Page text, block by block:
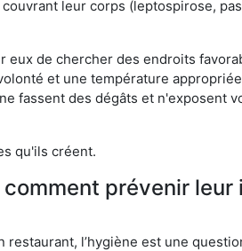
leur corps (leptospirose,
eux de chercher des endroits
et une température
fassent des dégâts et n'exposent
qu'ils créent.
prévenir leur
l’hygiène est une